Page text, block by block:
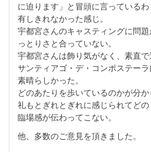
に迫ります」と冒頭に言っている
有しきれなかった感じ。
宇都宮さんのキャスティングに問
っとりさと合っていない。
宇都宮さんは飾り気がなく、素直で
サンティアゴ・デ・コンポステー
素晴らしかった。
どのあたりを歩いているのかが分
礼もとぎれとぎれに感じられてど
臨場感が伝わってこない。
他、多数のご意見を頂きました。